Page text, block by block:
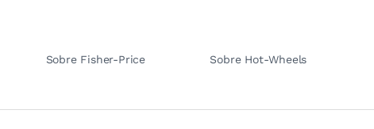
Sobre Fisher-Price Sobre Hot-Wheels